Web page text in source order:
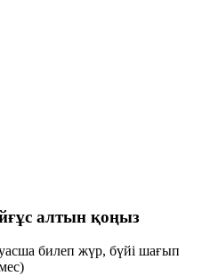
алтын қоңыз
билеп жүр, бүйі шағып